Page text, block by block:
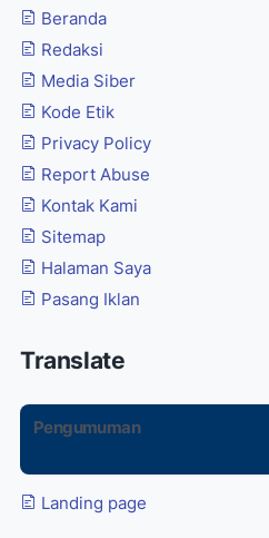
Beranda
Redaksi
Media Siber
Kode Etik
Privacy Policy
Report Abuse
Kontak Kami
Sitemap
Halaman Saya
Pasang Iklan
Translate
Pengumuman
Landing page